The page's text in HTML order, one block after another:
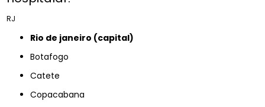
RJ
rio de janeiro (capital)
Botafogo
Catete
Copacabana